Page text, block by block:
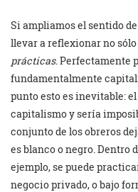
Si ampliamos el sentido
llevar a reflexionar no sólo
prácticas. Perfectamente
fundamentalmente
punto esto es inevitable:
capitalismo y sería
conjunto de los obreros
es blanco o negro. Dentro
ejemplo, se puede
negocio privado, o bajo